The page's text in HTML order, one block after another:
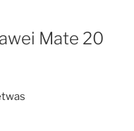
Mate 20